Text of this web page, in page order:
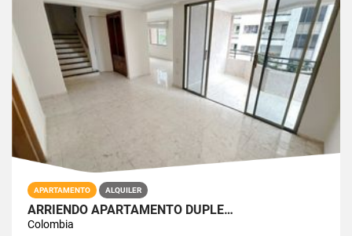
APARTAMENTO ALQUILER
ARRIENDO APARTAMENTO DUPLE…
Colombia